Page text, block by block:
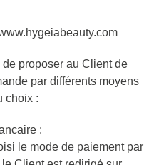
proposer au Client de
par différents moyens
choix :
:
le mode de paiement par